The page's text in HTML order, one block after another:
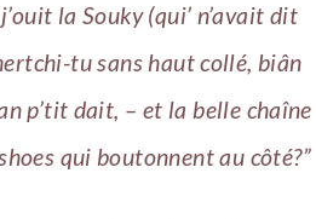
la Souky (qui’ n’avait dit
tu sans haut collé, biân
p’tit dait, – et la belle chaîne
qui boutonnent au côté?”